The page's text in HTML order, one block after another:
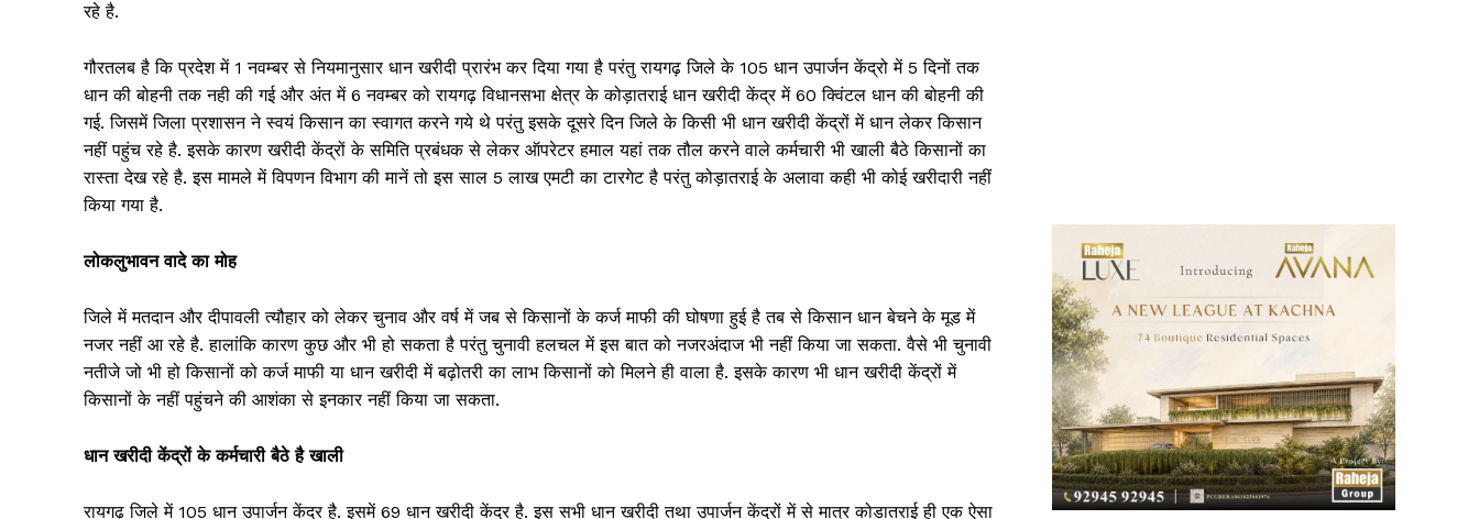
सिर्फ सच !!!
Khabarchalisa News
Trending Now
खेल खबर
मनोरंजन
रहे है.
गौरतलब है कि प्रदेश में 1 नवम्बर से नियमानुसार धान खरीदी प्रारंभ कर दिया गया है परंतु रायगढ़ जिले के 105 धान उपार्जन केंद्रो में 5 दिनों तक
धान की बोहनी तक नही की गई और अंत में 6 नवम्बर को रायगढ़ विधानसभा क्षेत्र के कोड़ातराई धान खरीदी केंद्र में 60 क्विंटल धान की बोहनी की
गई. जिसमें जिला प्रशासन ने स्वयं किसान का स्वागत करने गये थे परंतु इसके दूसरे दिन जिले के किसी भी धान खरीदी केंद्रों में धान लेकर किसान
नहीं पहुंच रहे है. इसके कारण खरीदी केंद्रों के समिति प्रबंधक से लेकर ऑपरेटर हमाल यहां तक तौल करने वाले कर्मचारी भी खाली बैठे किसानों का
रास्ता देख रहे है. इस मामले में विपणन विभाग की मानें तो इस साल 5 लाख एमटी का टारगेट है परंतु कोड़ातराई के अलावा कही भी कोई खरीदारी नहीं
किया गया है.
लोकलुभावन वादे का मोह
जिले में मतदान और दीपावली त्यौहार को लेकर चुनाव और वर्ष में जब से किसानों के कर्ज माफी की घोषणा हुई है तब से किसान धान बेचने के मूड में
नजर नहीं आ रहे है. हालांकि कारण कुछ और भी हो सकता है परंतु चुनावी हलचल में इस बात को नजरअंदाज भी नहीं किया जा सकता. वैसे भी चुनावी
नतीजे जो भी हो किसानों को कर्ज माफी या धान खरीदी में बढ़ोतरी का लाभ किसानों को मिलने ही वाला है. इसके कारण भी धान खरीदी केंद्रों में
किसानों के नहीं पहुंचने की आशंका से इनकार नहीं किया जा सकता.
धान खरीदी केंद्रों के कर्मचारी बैठे है खाली
रायगढ़ जिले में 105 धान उपार्जन केंद्र है. इसमें 69 धान खरीदी केंद्र है. इस सभी धान खरीदी तथा उपार्जन केंद्रों में से मात्र कोड़ातराई ही एक ऐसा